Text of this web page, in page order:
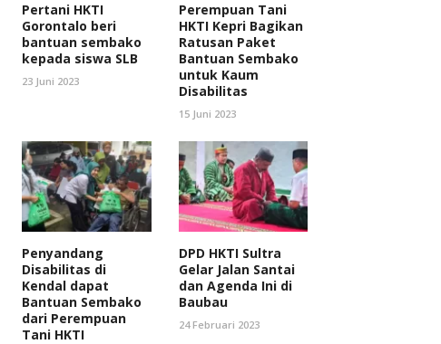
Pertani HKTI
Gorontalo beri
bantuan sembako
kepada siswa SLB
23 Juni 2023
Perempuan Tani
HKTI Kepri Bagikan
Ratusan Paket
Bantuan Sembako
untuk Kaum
Disabilitas
15 Juni 2023
Penyandang
Disabilitas di
Kendal dapat
Bantuan Sembako
dari Perempuan
Tani HKTI
DPD HKTI Sultra
Gelar Jalan Santai
dan Agenda Ini di
Baubau
24 Februari 2023